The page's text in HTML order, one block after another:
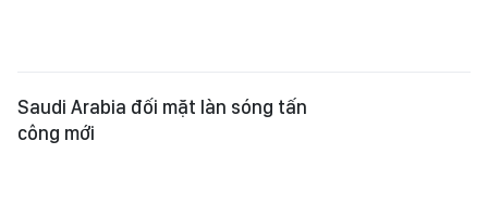
Saudi Arabia đối mặt làn sóng tấn
công mới